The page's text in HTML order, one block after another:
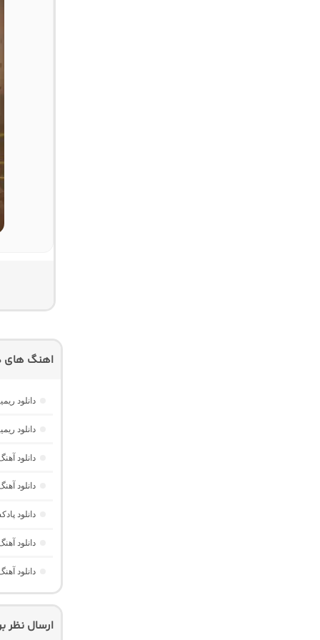
اهنگ های
دانلود ریمیکس موزیک
دانلود ریمیکس تهران
دانلود آهنگ
دانلود آهنگ ریمیکس اغما 4
دانلود پادکست ام کو 42
دانلود آهنگ مینی کست 6
دانلود آهنگ موزیک باکس 38
ارسال نظر